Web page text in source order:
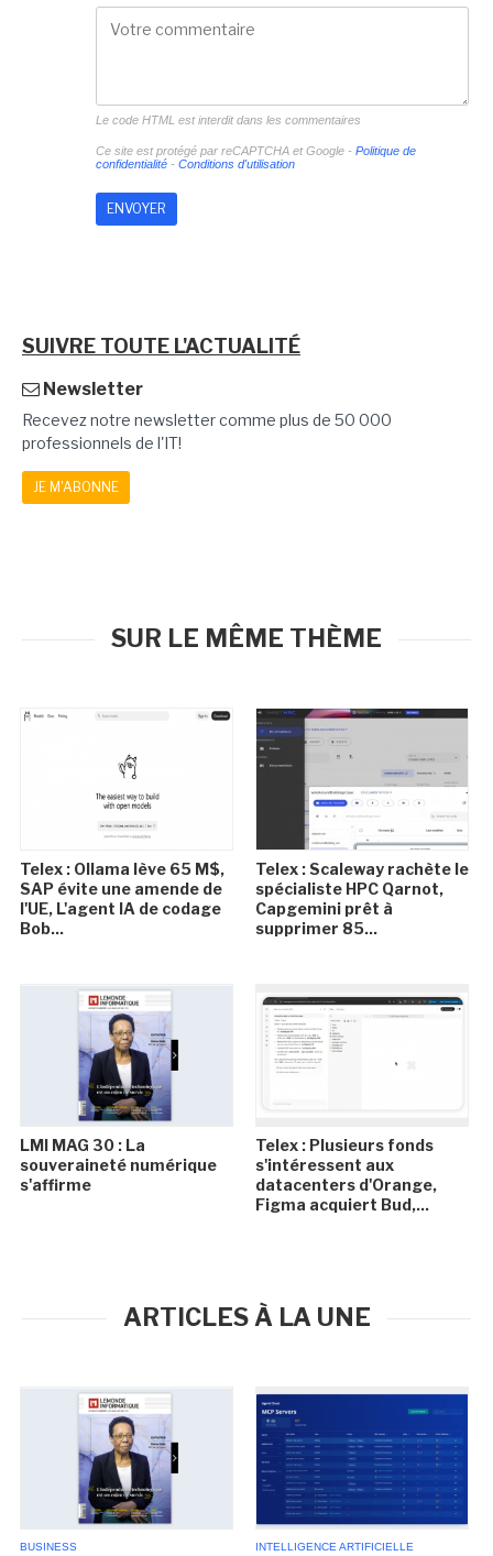
Le code HTML est interdit dans les commentaires
Ce site est protégé par reCAPTCHA et Google - Politique de
confidentialité- Conditions d'utilisation
SUIVRE TOUTE L'ACTUALITÉ
Newsletter
Recevez notre newsletter comme plus de 50 000
professionnels de l'IT!
JE M'ABONNE
SUR LE MÊME THÈME
Telex : Ollama lève 65 M$,
SAP évite une amende de
l'UE, L'agent IA de codage
Bob...
Telex : Scaleway rachète le
spécialiste HPC Qarnot,
Capgemini prêt à
supprimer 85...
LMI MAG 30 : La
souveraineté numérique
s'affirme
Telex : Plusieurs fonds
s'intéressent aux
datacenters d'Orange,
Figma acquiert Bud,...
ARTICLES À LA UNE
BUSINESS INTELLIGENCE ARTIFICIELLE